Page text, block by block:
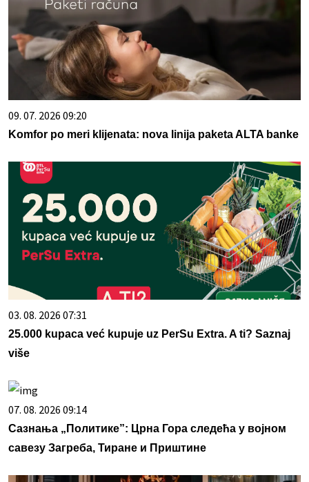
09. 07. 2026 09:20
Komfor po meri klijenata: nova linija paketa ALTA banke
03. 08. 2026 07:31
25.000 kupaca već kupuje uz PerSu Extra. A ti? Saznaj
više
07. 08. 2026 09:14
Сазнања „Политике”: Црна Гора следећа у војном
савезу Загреба, Тиране и Приштине